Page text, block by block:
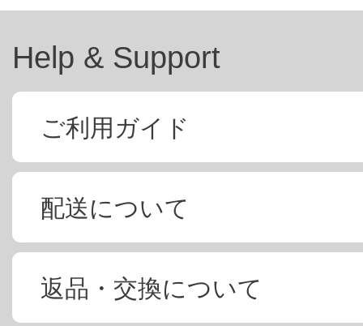
Help & Support
ご利用ガイド
配送について
返品・交換について